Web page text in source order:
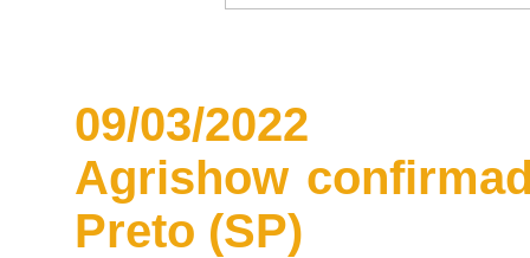
09/03/2022
Agrishow
Preto (SP)